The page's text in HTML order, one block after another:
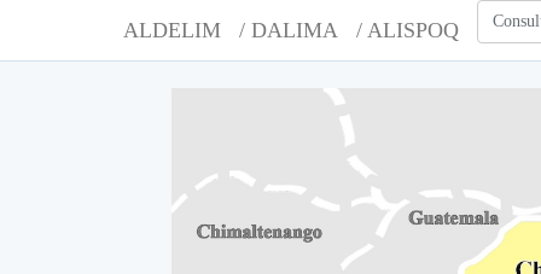
ALDELIM / DALIMA / ALISPOQ
A